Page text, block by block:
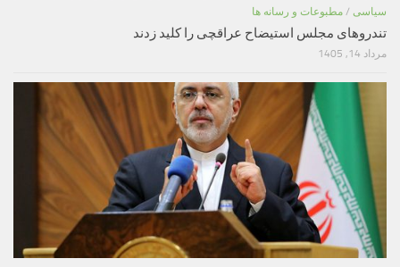
سیاسی / مطبوعات و رسانه ها
تندروهای مجلس استیضاح عراقچی را کلید زدند
مرداد 14, 1405